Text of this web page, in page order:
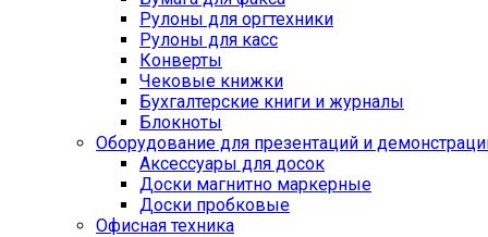
Рулоны для оргтехники
Рулоны для касс
Конверты
Чековые книжки
Бухгалтерские книги и журналы
Блокноты
Оборудование для презентаций и
Аксессуары для досок
Доски магнитно маркерные
Доски пробковые
Офисная техника